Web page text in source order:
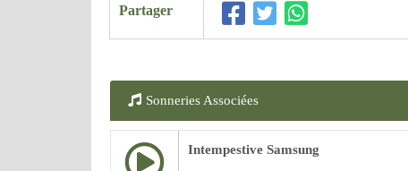
Partager
Sonneries Associées
Intempestive Samsung